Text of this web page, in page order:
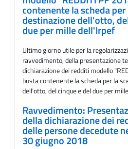
contenente la scheda
destinazione dell'otto,
due per mille dell'Irpef
Ultimo giorno utile per la
ravvedimento, della presentazione
dichiarazione dei redditi modello
busta contenente la scheda per la
dell'otto, del cinque e del due per
Ravvedimento:
della dichiarazione dei
delle persone decedute
30 giugno 2018